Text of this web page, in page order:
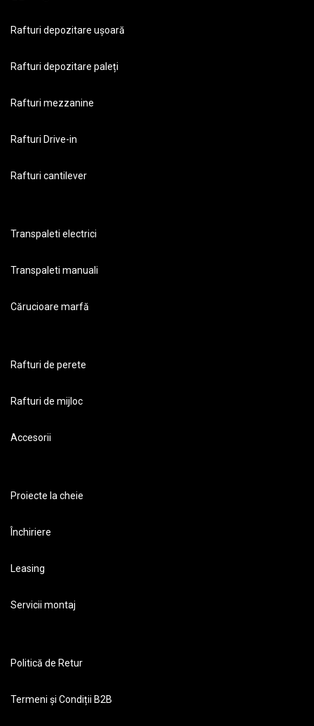
Rafturi depozitare ușoară
Rafturi depozitare paleți
Rafturi mezzanine
Rafturi Drive-in
Rafturi cantilever
Transpaleti electrici
Transpaleti manuali
Cărucioare marfă
Rafturi de perete
Rafturi de mijloc
Accesorii
Proiecte la cheie
Închiriere
Leasing
Servicii montaj
Politică de Retur
Termeni și Condiții B2B